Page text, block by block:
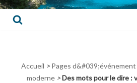
Accueil > Pages d&#039;événement
moderne > Des mots pour le dire :